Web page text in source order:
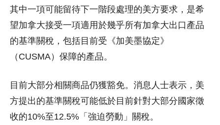
其中一項可能留待下一階段處理的美方要求，是希
望加拿大接受一項適用於幾乎所有加拿大出口產品
的基準關稅，包括目前受《加美墨協定》
（CUSMA）保障的產品。
目前大部分相關商品仍獲豁免。消息人士表示，美
方提出的基準關稅可能低於目前針對大部分國家徵
收的10%至12.5%「強迫勞動」關稅。